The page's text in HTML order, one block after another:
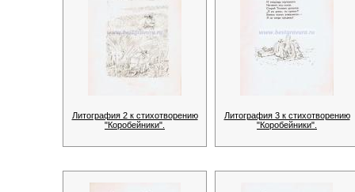
Литография 2 к стихотворению
"Коробейники".
Литография 3 к стихотворению
"Коробейники".